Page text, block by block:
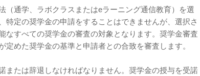
（通学、ラボクラスまたはeラーニング通信教育）を選
特定の奨学金の申請をすることはできませんが、選択さ
なすべての奨学金の審査の対象となります。奨学金審査
めた奨学金の基準と申請者との合致を審査します。
または辞退しなければなりません。奨学金の授与を受諾